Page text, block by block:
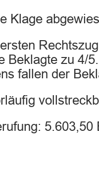
Klage
Beklagte zu 4/
fallen der
5.603,50